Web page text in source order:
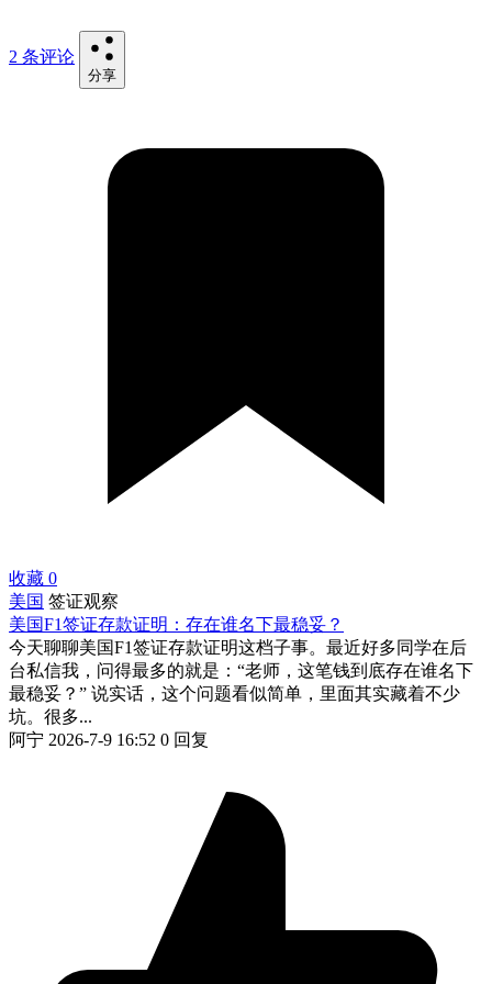
2 条评论
分享
收藏 0
美国 签证观察
美国F1签证存款证明：存在谁名下最稳妥？
今天聊聊美国F1签证存款证明这档子事。最近好多同学在后
台私信我，问得最多的就是：“老师，这笔钱到底存在谁名下
最稳妥？” 说实话，这个问题看似简单，里面其实藏着不少
坑。很多...
阿宁 2026-7-9 16:52 0 回复